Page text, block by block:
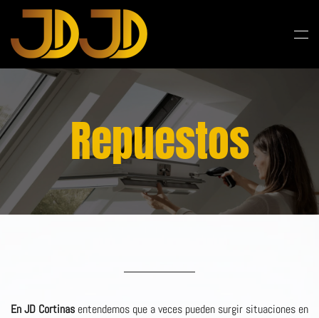
Skip to main content
Repuestos
En JD Cortinas entendemos que a veces pueden surgir situaciones en